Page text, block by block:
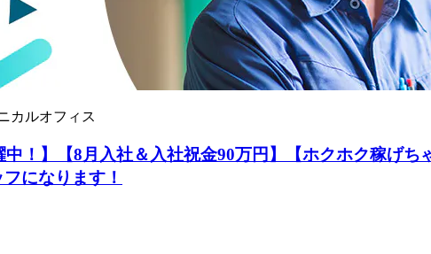
カルオフィス
中！】【8月入社＆入社祝金90万円】【ホクホク稼
になります！